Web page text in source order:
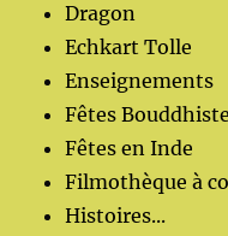
Dragon
Echkart Tolle
Enseignements
Fêtes
Fêtes en Inde
Filmothèque à
Histoires...